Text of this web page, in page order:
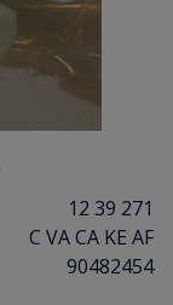
12 39 271
C VA CA KE AF
90482454